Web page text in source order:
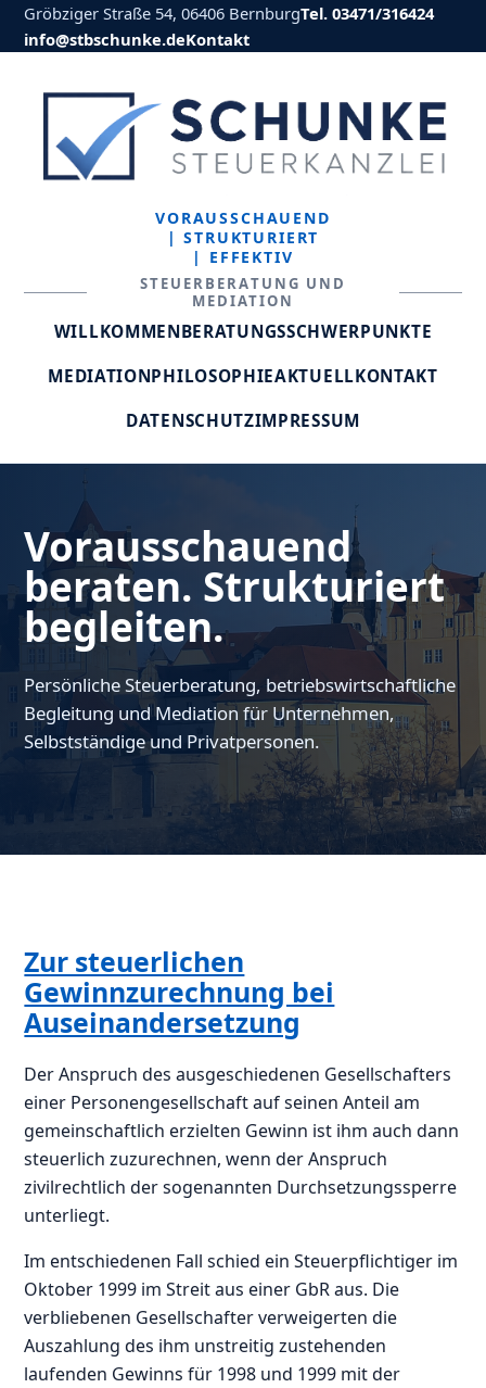
Gröbziger Straße 54, 06406 BernburgTel. 03471/316424
info@stbschunke.deKontakt
VORAUSSCHAUEND
| STRUKTURIERT
| EFFEKTIV
STEUERBERATUNG UND
MEDIATION
WILLKOMMENBERATUNGSSCHWERPUNKTE
MEDIATIONPHILOSOPHIEAKTUELLKONTAKT
DATENSCHUTZIMPRESSUM
Vorausschauend
beraten. Strukturiert
begleiten.
Persönliche Steuerberatung, betriebswirtschaftliche
Begleitung und Mediation für Unternehmen,
Selbstständige und Privatpersonen.
Zur steuerlichen
Gewinnzurechnung bei
Auseinandersetzung
Der Anspruch des ausgeschiedenen Gesellschafters
einer Personengesellschaft auf seinen Anteil am
gemeinschaftlich erzielten Gewinn ist ihm auch dann
steuerlich zuzurechnen, wenn der Anspruch
zivilrechtlich der sogenannten Durchsetzungssperre
unterliegt.
Im entschiedenen Fall schied ein Steuerpflichtiger im
Oktober 1999 im Streit aus einer GbR aus. Die
verbliebenen Gesellschafter verweigerten die
Auszahlung des ihm unstreitig zustehenden
laufenden Gewinns für 1998 und 1999 mit der